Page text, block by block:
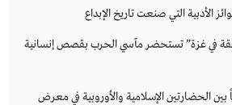
الأدبية التي صنعت تاريخ الإبداع
في غزة” تستحضر مآسي الحرب بقصص إنسانية
بين الحضارتين الإسلامية والأوروبية في معرض